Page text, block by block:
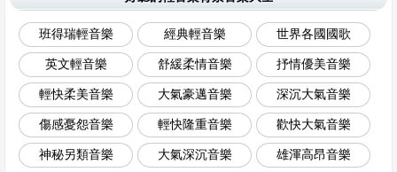
班得瑞輕音樂 經典輕音樂 世界各國國歌
英文輕音樂 舒緩柔情音樂 抒情優美音樂
輕快柔美音樂 大氣豪邁音樂 深沉大氣音樂
傷感憂怨音樂 輕快隆重音樂 歡快大氣音樂
神秘另類音樂 大氣深沉音樂 雄渾高昂音樂